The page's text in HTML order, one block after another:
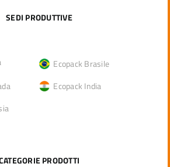
SEDI PRODUTTIVE
Ecopack Brasile
Ecopack India
PRODOTTI